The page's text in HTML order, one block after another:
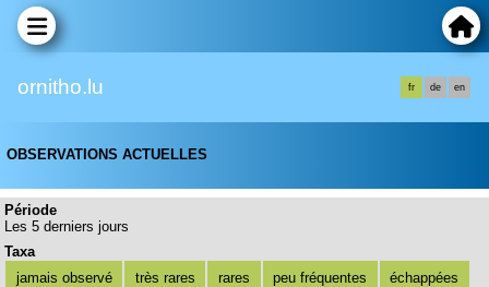
ornitho.lu fr de en
OBSERVATIONS ACTUELLES
Période
Les 5 derniers jours
Taxa
jamais observé
très rares rares peu fréquentes échappées